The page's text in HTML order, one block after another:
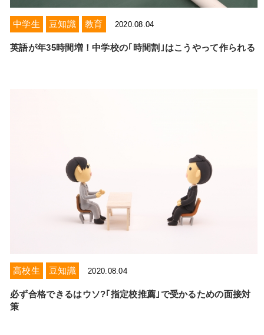
中学生 豆知識 教育 2020.08.04
英語が年35時間増！中学校の｢時間割｣はこうやって作られる
高校生 豆知識 2020.08.04
必ず合格できるはウソ?｢指定校推薦｣で受かるための面接対
策